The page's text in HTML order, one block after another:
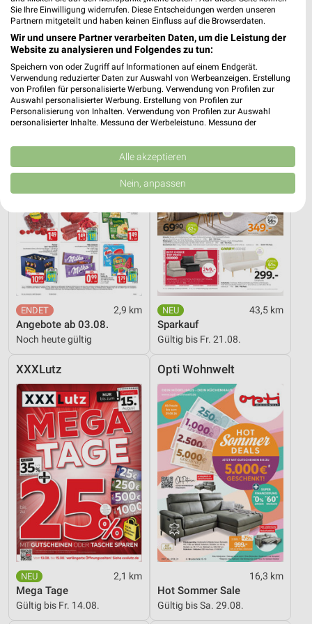
11,4 km
Angebote ab 10.08.
Gültig ab Mo. 10.08.
0,7 km
Noch heute gültig
EDEKA
2,9 km
Angebote ab 03.08.
Noch heute gültig
XXXLutz
43,5 km
Sparkauf
Gültig bis Fr. 21.08.
XXXLutz
2,1 km
Mega Tage
Gültig bis Fr. 14.08.
Opti Wohnwelt
16,3 km
Hot Sommer Sale
Gültig bis Sa. 29.08.
Sie Ihre Einwilligung widerrufen. Diese Entscheidungen werden unseren
Partnern mitgeteilt und haben keinen Einfluss auf die Browserdaten.
Wir und unsere Partner verarbeiten Daten, um die Leistung der
Website zu analysieren und Folgendes zu tun:
Speichern von oder Zugriff auf Informationen auf einem Endgerät.
Verwendung reduzierter Daten zur Auswahl von Werbeanzeigen. Erstellung
von Profilen für personalisierte Werbung. Verwendung von Profilen zur
Auswahl personalisierter Werbung. Erstellung von Profilen zur
Personalisierung von Inhalten. Verwendung von Profilen zur Auswahl
personalisierter Inhalte. Messung der Werbeleistung. Messung der
Kombinationen von Daten aus verschiedenen Quellen. Entwicklung und
Verbesserung der Angebote. Verwendung reduzierter Daten zur Auswahl
von Inhalten.
Daten können außerhalb der Europäischen Union weitergegeben und in die
USA gesendet werden.
Website/App.
Partnerliste anzeigen (1 IAB-Anbieter)
Wir nutzen Ihre Daten für folgende Zwecke:
IAB-Verarbeitungszwecke:
Speichern von oder Zugriff auf Informationen
auf einem Endgerät
Verwendung reduzierter Daten zur Auswahl von
Werbeanzeigen
Erstellung von Profilen für personalisierte
Werbung
Verwendung von Profilen zur Auswahl
personalisierter Werbung
Erstellung von Profilen zur Personalisierung
von Inhalten
Verwendung von Profilen zur Auswahl
personalisierter Inhalte
Messung der Werbeleistung
Messung der Performance von Inhalten
Analyse von Zielgruppen durch Statistiken oder
Kombinationen von Daten aus verschiedenen
Quellen
Alle akzeptieren
Nein, anpassen